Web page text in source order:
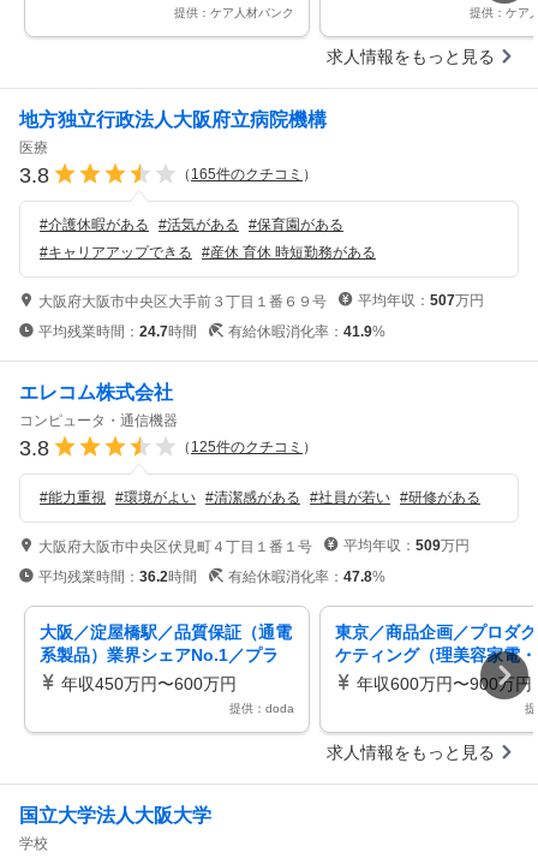
提供：ケア人材バンク 提供：ケア
求人情報をもっと見る
地方独立行政法人大阪府立病院機構
医療
3.8 （ 165件のクチコミ ）
#介護休暇がある #活気がある #保育園がある
#キャリアアップできる #産休 育休 時短勤務がある
大阪府大阪市中央区大手前３丁目１番６９号 平均年収： 507万円
平均残業時間： 24.7時間 有給休暇消化率： 41.9%
エレコム株式会社
コンピュータ・通信機器
3.8 （ 125件のクチコミ ）
#能力重視 #環境がよい #清潔感がある #社員が若い #研修がある
大阪府大阪市中央区伏見町４丁目１番１号 平均年収： 509万円
平均残業時間： 36.2時間 有給休暇消化率： 47.8%
大阪／淀屋橋駅／品質保証（通電
系製品）業界シェアNo.1／プラ
イム上場／試験確認業務の内製化
年収450万円〜600万円
提供：doda
東京／商品企画／プロダ
ケティング（理美容家電
電）マネジメント候補
年収600万円〜900万円
求人情報をもっと見る
国立大学法人大阪大学
学校